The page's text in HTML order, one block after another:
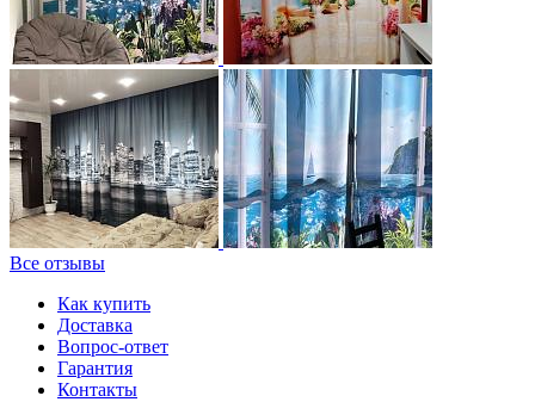
Все отзывы
Как купить
Доставка
Вопрос-ответ
Гарантия
Контакты